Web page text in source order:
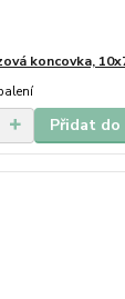
koncovka,
Přidat do